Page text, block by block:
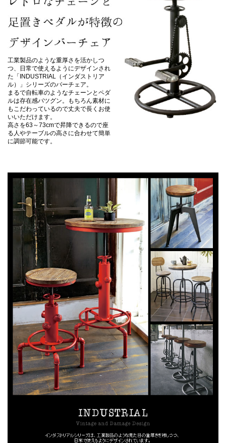
工業製品のような重厚さを活かしつ
つ、日常で使えるようにデザインされ
た「INDUSTRIAL（インダストリア
ル）」シリーズのバーチェア。
まるで自転車のようなチェーンとペダ
ルは存在感バツグン。もちろん素材に
もこだわっているので丈夫で長くお使
いいただけます。
高さを63～73cmで昇降できるので座
る人やテーブルの高さに合わせて簡単
に調節可能です。